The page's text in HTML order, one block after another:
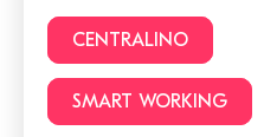
CENTRALINO
SMART WORKING